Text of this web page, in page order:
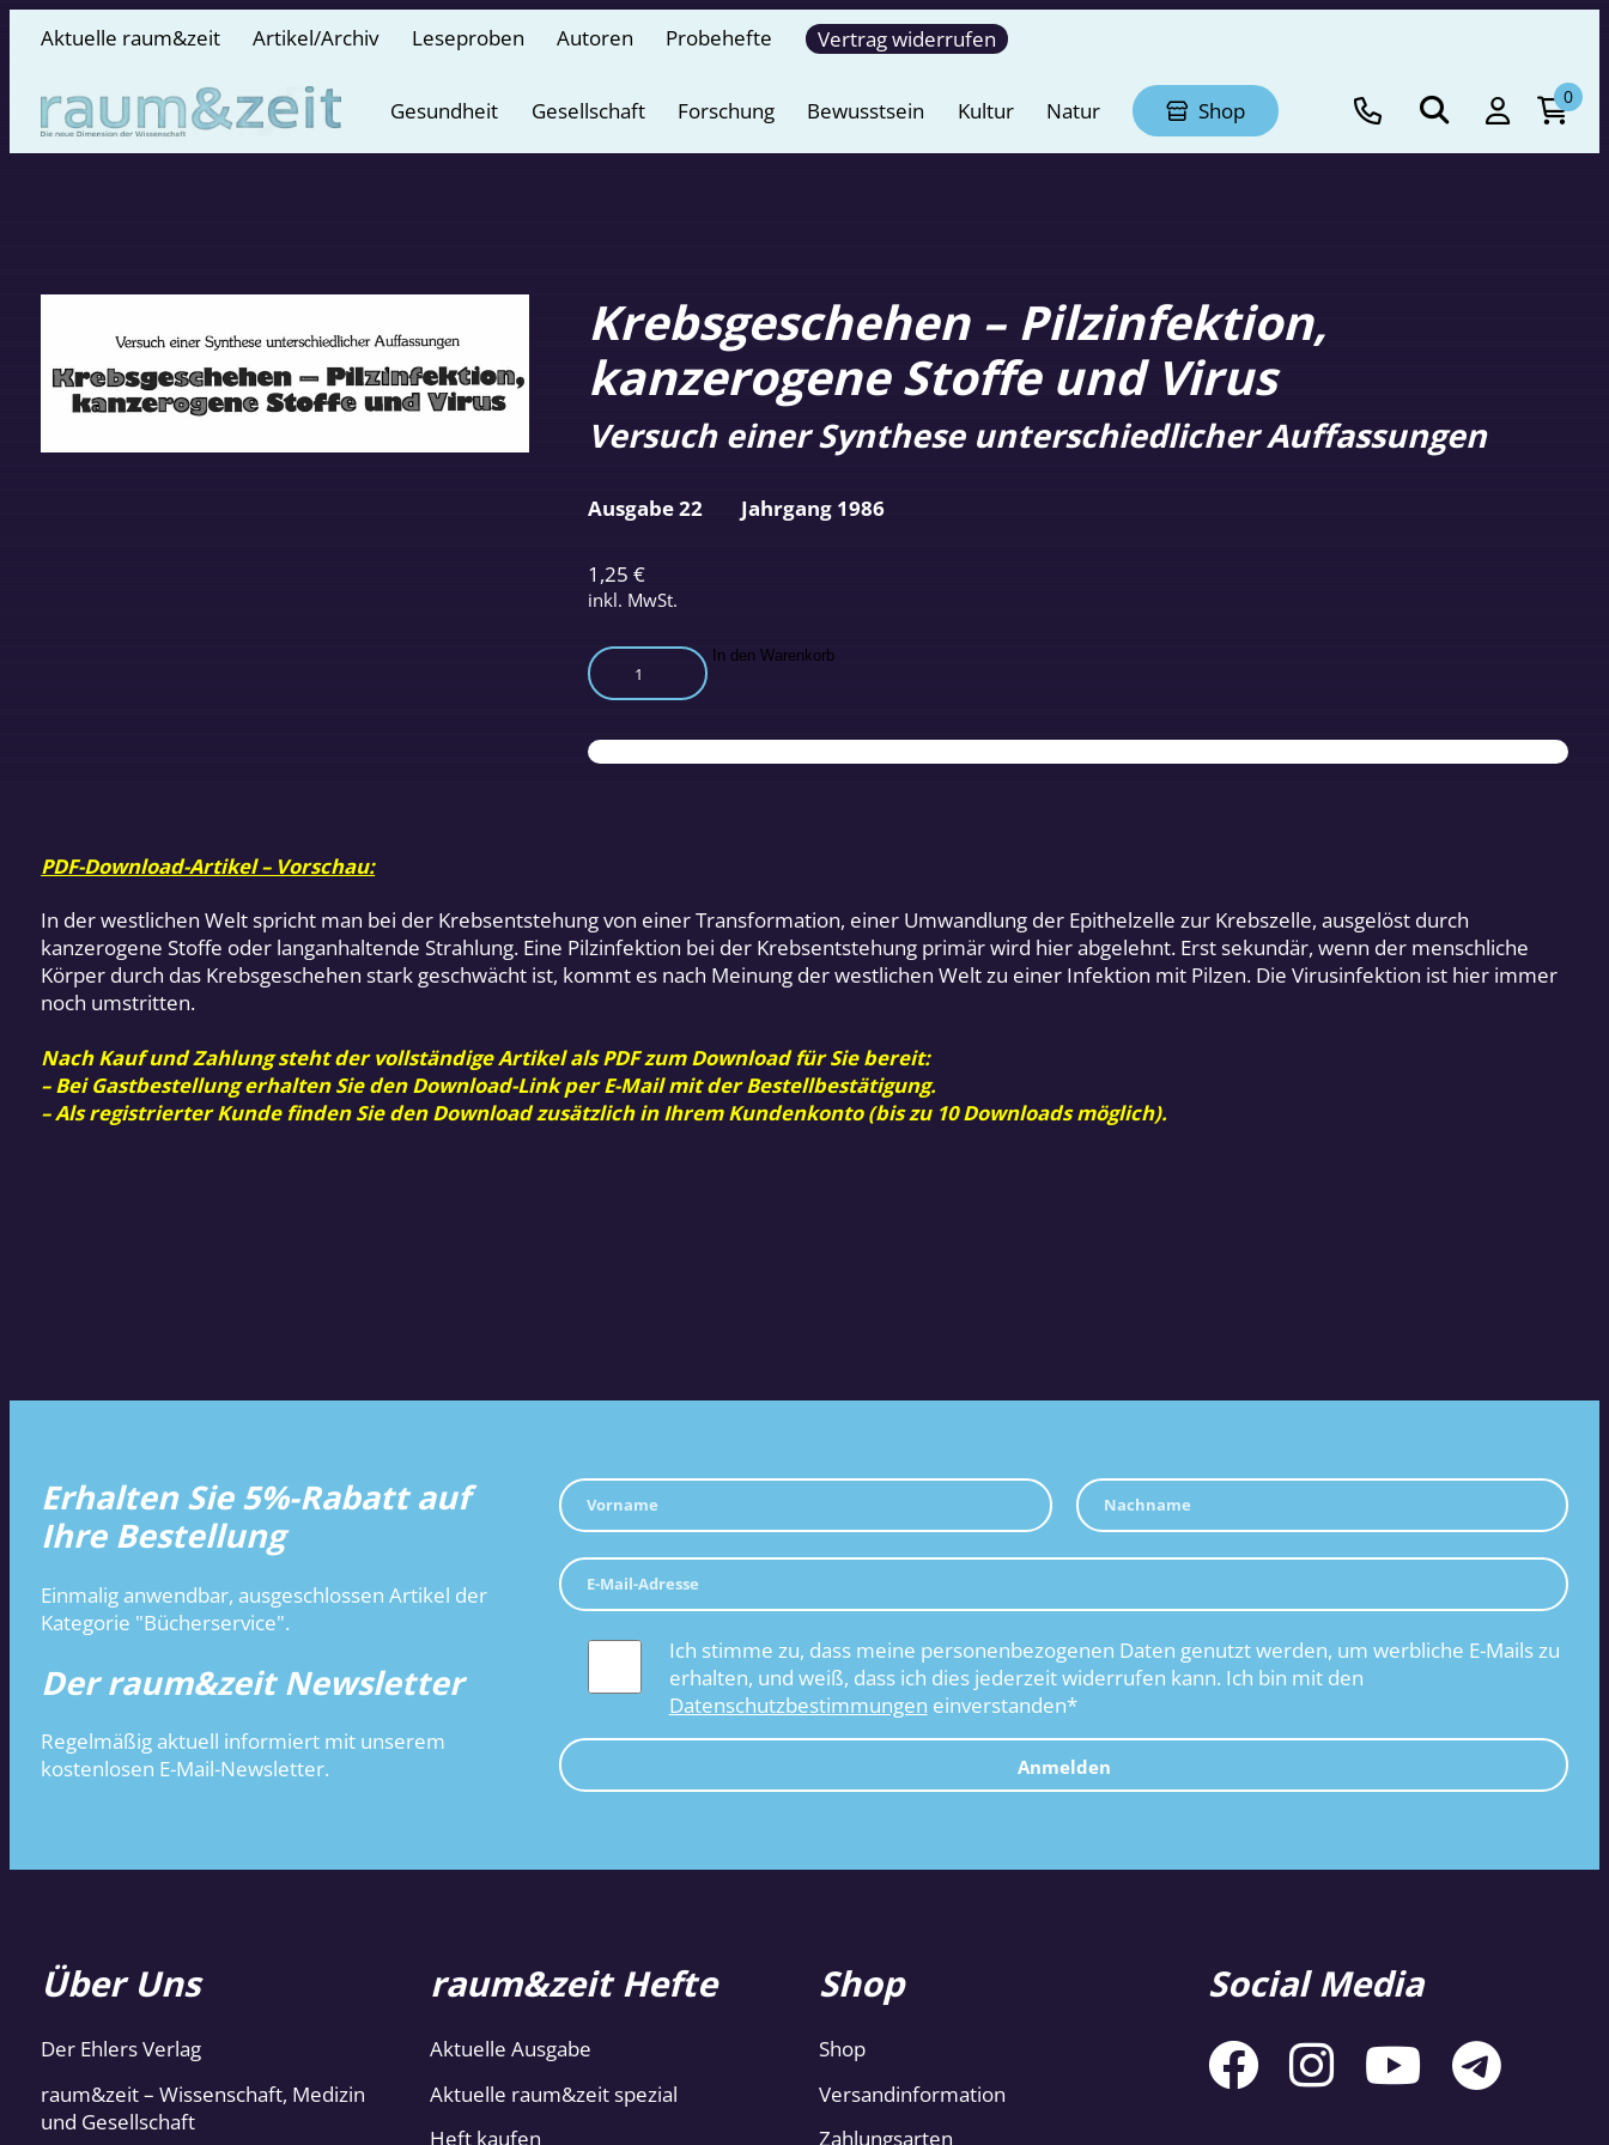
Aktuelle raum&zeit Artikel/Archiv Leseproben Autoren Probehefte Vertrag widerrufen
Gesundheit Gesellschaft Forschung Bewusstsein Kultur Natur Shop
0
Krebsgeschehen – Pilzinfektion,
kanzerogene Stoffe und Virus
1,25 €
inkl. MwSt.
Versuch einer Synthese unterschiedlicher Auffassungen
Krebsgeschehen
–
kanzerogene
Stoffe
In den Warenkorb
Ausgabe 22 Jahrgang 1986
PDF-Download-Artikel – Vorschau:
In der westlichen Welt spricht man bei der Krebsentstehung von einer Transformation, einer Umwandlung der Epithelzelle zur Krebszelle, ausgelöst durch
kanzerogene Stoffe oder langanhaltende Strahlung. Eine Pilzinfektion bei der Krebsentstehung primär wird hier abgelehnt. Erst sekundär, wenn der menschliche
Körper durch das Krebsgeschehen stark geschwächt ist, kommt es nach Meinung der westlichen Welt zu einer Infektion mit Pilzen. Die Virusinfektion ist hier immer
noch umstritten.
Nach Kauf und Zahlung steht der vollständige Artikel als PDF zum Download für Sie bereit:
– Bei Gastbestellung erhalten Sie den Download-Link per E-Mail mit der Bestellbestätigung.
– Als registrierter Kunde finden Sie den Download zusätzlich in Ihrem Kundenkonto (bis zu 10 Downloads möglich).
Erhalten Sie 5%-Rabatt auf
Ihre Bestellung
Einmalig anwendbar, ausgeschlossen Artikel der
Kategorie "Bücherservice".
Der raum&zeit Newsletter
Regelmäßig aktuell informiert mit unserem
kostenlosen E-Mail-Newsletter.
Ich stimme zu, dass meine personenbezogenen Daten genutzt werden, um werbliche E-Mails zu
erhalten, und weiß, dass ich dies jederzeit widerrufen kann. Ich bin mit den
Datenschutzbestimmungen einverstanden*
Anmelden
Über Uns
Der Ehlers Verlag
raum&zeit – Wissenschaft, Medizin
und Gesellschaft
raum&zeit Hefte
Aktuelle Ausgabe
Aktuelle raum&zeit spezial
Heft kaufen
Shop
Shop
Versandinformation
Zahlungsarten
Social Media